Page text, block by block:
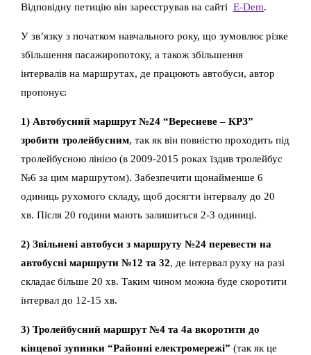
Відповідну петицію він зареєстрував на сайті E-Dem.
У зв’язку з початком навчального року, що зумовлює різке
збільшення пасажиропотоку, а також збільшення
інтервалів на маршрутах, де працюють автобуси, автор
пропонує:
1) Автобусний маршрут №24 “Вересневе – КРЗ”
зробити тролейбусним, так як він повністю проходить під
тролейбусною лінією (в 2009-2015 роках їздив тролейбус
№6 за цим маршрутом). Забезпечити щонайменше 6
одиниць рухомого складу, щоб досягти інтервалу до 20
хв. Після 20 години мають залишиться 2-3 одиниці.
2) Звільнені автобуси з маршруту №24 перевести на
автобусні маршрути №12 та 32, де інтервал руху на разі
складає більше 20 хв. Таким чином можна буде скоротити
інтервал до 12-15 хв.
3) Тролейбусний маршрут №4 та 4а вкоротити до
кінцевої зупинки “Районні електромережі” (так як це